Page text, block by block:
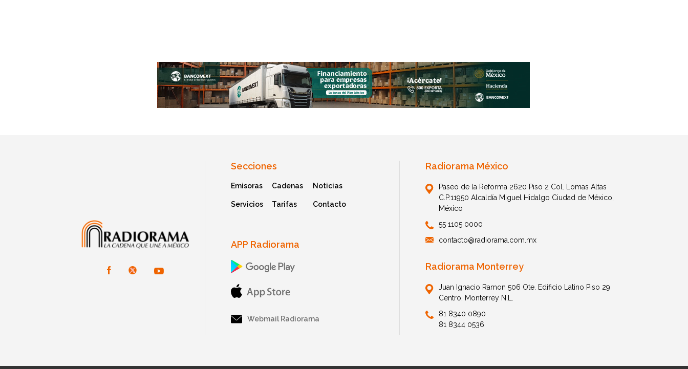
Secciones
Emisoras Cadenas Noticias
Servicios Tarifas Contacto
APP Radiorama
Webmail Radiorama
Radiorama México
Paseo de la Reforma 2620 Piso 2 Col. Lomas Altas
C.P.11950 Alcaldía Miguel Hidalgo Ciudad de México,
México
55 1105 0000
contacto@radiorama.com.mx
Radiorama Monterrey
Juan Ignacio Ramon 506 Ote. Edificio Latino Piso 29
Centro, Monterrey N.L.
81 8340 0890
81 8344 0536